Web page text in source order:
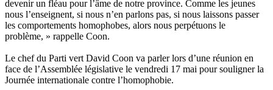
devenir un fléau pour l’âme de notre province. Comme les jeunes
nous l’enseignent, si nous n’en parlons pas, si nous laissons passer
les comportements homophobes, alors nous perpétuons le
problème, » rappelle Coon.
Le chef du Parti vert David Coon va parler lors d’une réunion en
face de l’Assemblée législative le vendredi 17 mai pour souligner la
Journée internationale contre l’homophobie.